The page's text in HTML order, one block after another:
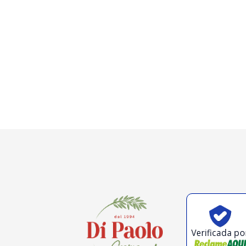
Verificada